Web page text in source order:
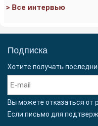
> Все интервью
Подписка
Хотите получать
Вы можете отказаться от
Если письмо для